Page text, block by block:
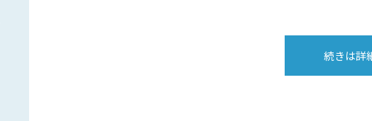
続きは詳